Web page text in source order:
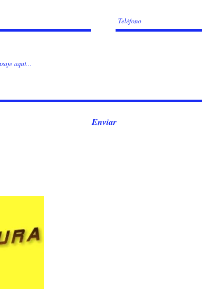
Enviar